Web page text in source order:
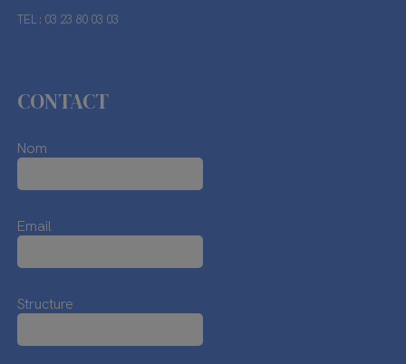
TEL : 03 23 80 03 03
CONTACT
Nom
Email
Structure